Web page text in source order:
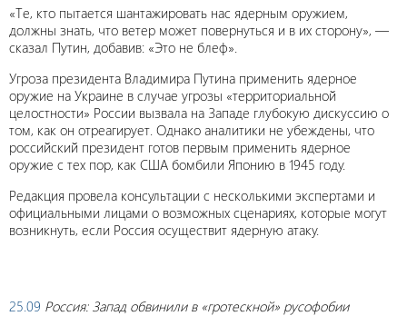
«Те, кто пытается шантажировать нас ядерным оружием,
должны знать, что ветер может повернуться и в их сторону», —
сказал Путин, добавив: «Это не блеф».
Угроза президента Владимира Путина применить ядерное
оружие на Украине в случае угрозы «территориальной
целостности» России вызвала на Западе глубокую дискуссию о
том, как он отреагирует. Однако аналитики не убеждены, что
российский президент готов первым применить ядерное
оружие с тех пор, как США бомбили Японию в 1945 году.
Редакция провела консультации с несколькими экспертами и
официальными лицами о возможных сценариях, которые могут
возникнуть, если Россия осуществит ядерную атаку.
25.09 Россия: Запад обвинили в «гротескной» русофобии